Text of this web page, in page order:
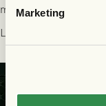
Marketing
match som vägde
delades efter
Läs mer